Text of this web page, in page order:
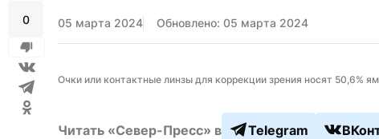
0 05 марта 2024 Обновлено: 05 марта 2024
Очки или контактные линзы для коррекции зрения носят
Читать «Север-Пресс» в Telegram